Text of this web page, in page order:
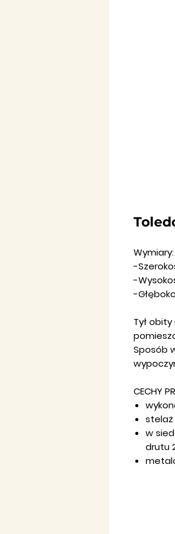
Wymiary:
-
-
-
Tył
Sposób
CECHY
stelaż
w
drutu